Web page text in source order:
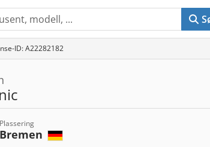
ID: A22282182
Plassering
Bremen